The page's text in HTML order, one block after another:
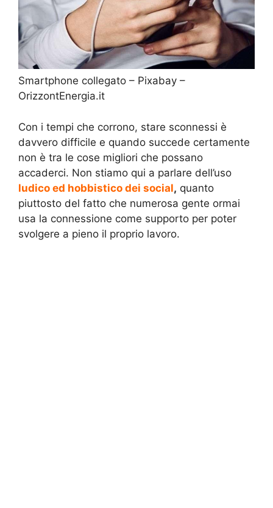
Smartphone collegato – Pixabay –
OrizzontEnergia.it
Con i tempi che corrono, stare sconnessi è
davvero difficile e quando succede certamente
non è tra le cose migliori che possano
accaderci. Non stiamo qui a parlare dell’uso
ludico ed hobbistico dei social, quanto
piuttosto del fatto che numerosa gente ormai
usa la connessione come supporto per poter
svolgere a pieno il proprio lavoro.